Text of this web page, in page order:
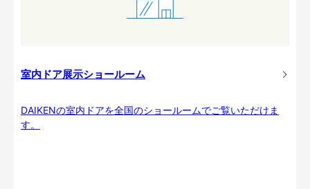
室内ドア展示ショールーム
DAIKENの室内ドアを全国のショールームでご覧いただけま
す。